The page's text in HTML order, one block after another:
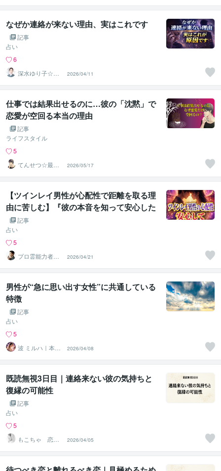
トする
なぜか連絡が来ない理由、実はこれです
記事
占い
6
深水ゆり子☆ス
ピリチュアル相
談師
2026/04/11
仕事では結果出せるのに…彼の「沈黙」で
恋愛が空回る本当の理由
記事
ライフスタイル
5
てんせつ☆最適
ライフをサポー
トする
2026/05/17
【ツインレイ男性が心配性で距離を取る理
由に苦しむ】『彼の本音を知って安心した
い』恋愛占い 祈祷師 土岐天命｜⛩️特別愛
される恋愛成就祈願🙏
記事
占い
5
プロ霊能力者
結心（ゆうし
ん）
2026/04/21
男性が“急に思い出す女性”に共通している
特徴
記事
占い
5
波 ミルハ｜本音
を翻訳する占い
師
2026/04/08
既読無視3日目｜連絡来ない彼の気持ちと
復縁の可能性
記事
占い
5
もこちゃ 恋す
る女性のお悩み
相談室
2026/04/05